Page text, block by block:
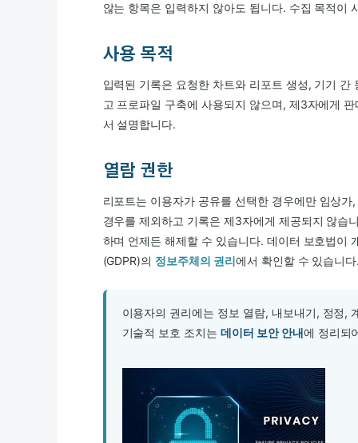
않는 항목은 입력하지 않아도 됩니다. 수집 목적이
사용 목적
입력된 기록은 요청한 차트와 리포트 생성, 기기
고 프로파일 구축에 사용되지 않으며, 제3자에게
서 설명합니다.
열람 권한
리포트는 이용자가 공유를 선택한 경우에만 임상
경우를 제외하고 기록은 제3자에게 제공되지 않습
하며 언제든 해제할 수 있습니다. 데이터 보호법이
(GDPR)의 정보주체의 권리에서 확인할 수 있습니
이용자의 권리에는 정보 열람, 내보내기, 정정,
기술적 보호 조치는데이터 보안 안내에 정리되